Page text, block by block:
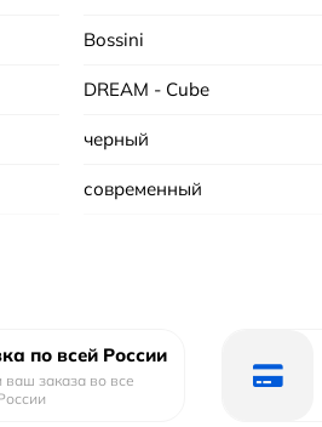
Bossini
DREAM - Cube
черный
современный
47х47х8
по всей России
ваш заказа во все